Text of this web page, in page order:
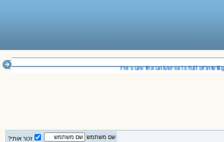
I'm sure the universe is full of
שם משתמש
זכור אותי?